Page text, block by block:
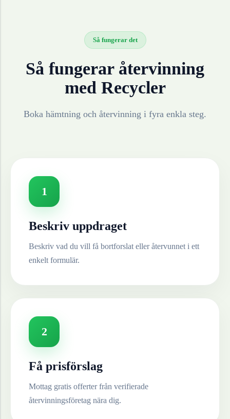
Så fungerar det
Så fungerar återvinning
med Recycler
Boka hämtning och återvinning i fyra enkla steg.
1
Beskriv uppdraget
Beskriv vad du vill få bortforslat eller återvunnet i ett
enkelt formulär.
2
Få prisförslag
Mottag gratis offerter från verifierade
återvinningsföretag nära dig.